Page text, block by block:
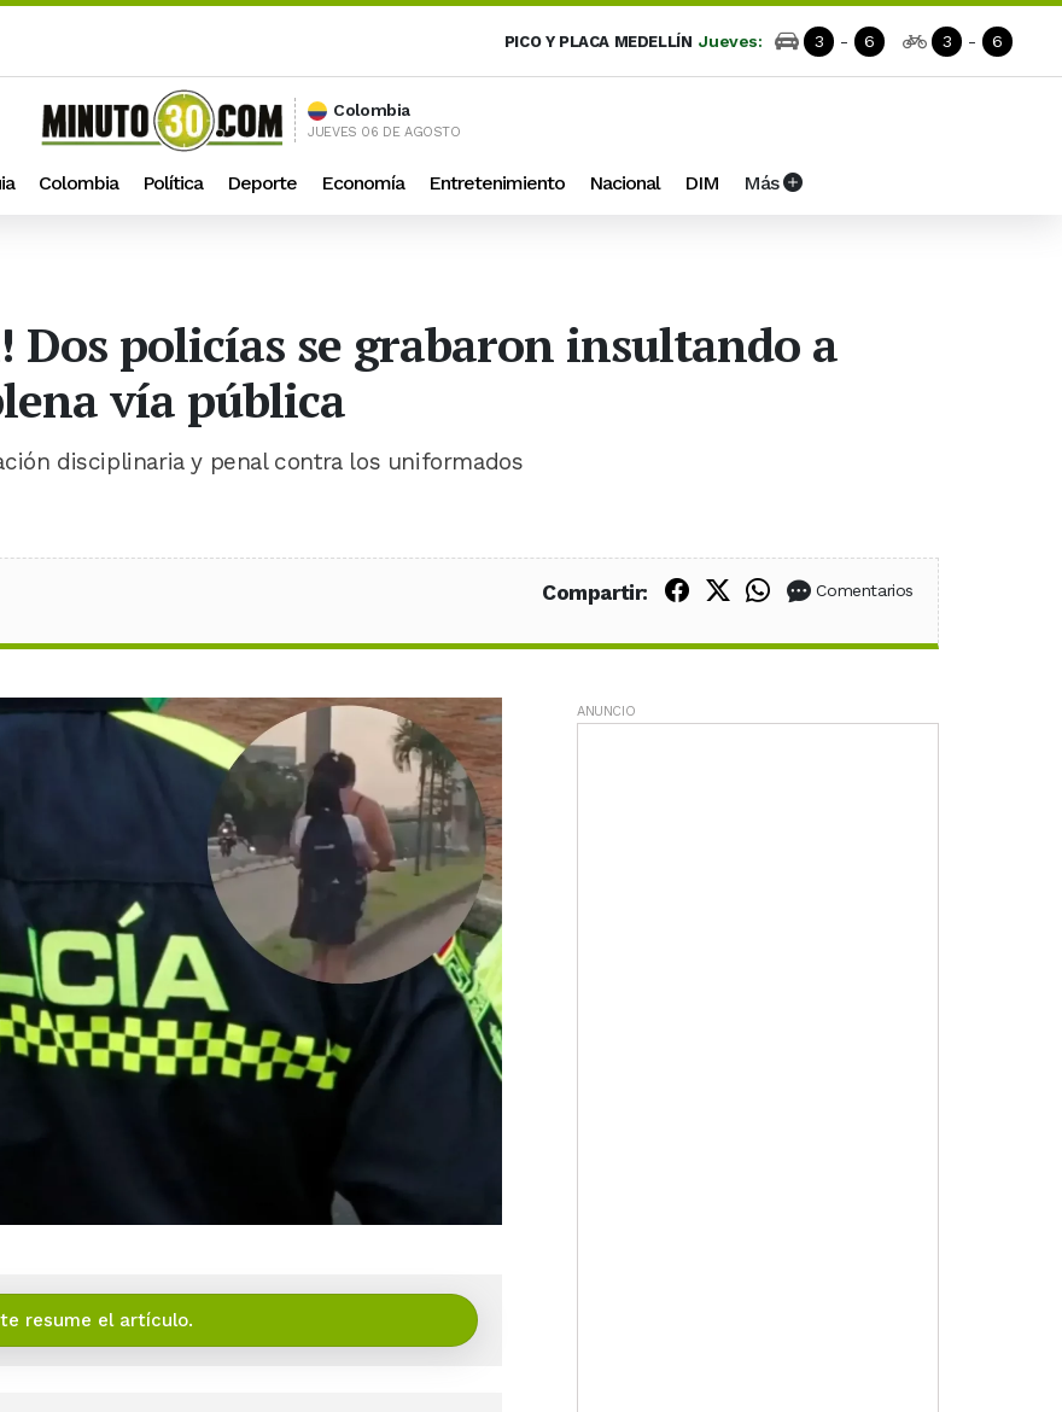
PICO Y PLACA MEDELLÍN Jueves: 3 - 6 3 - 6
Colombia
JUEVES 06 DE AGOSTO
Colombia Política Deporte Economía Entretenimiento Nacional DIM Más
Dos policías se grabaron insultando a
vía pública
disciplinaria y penal contra los uniformados
Compartir: Compartir en Facebook
Compartir en X (Twitter)
Compartir en WhatsApp
Comentarios
resume el artículo.
ANUNCIO